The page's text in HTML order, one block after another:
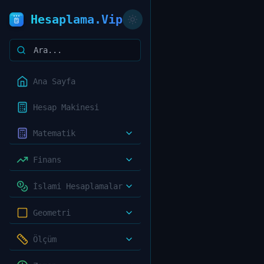
Hesaplama.Vip
Ana Sayfa
Hesap Makinesi
Matematik
Finans
İslami Hesaplamalar
Geometri
Ölçüm